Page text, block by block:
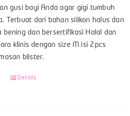
gusi bayi Anda agar gigi tumbuh
Terbuat dari bahan silikon halus dan
bening dan bersertifikasi Halal dan
klinis dengan size M isi 2pcs
blister.
Details